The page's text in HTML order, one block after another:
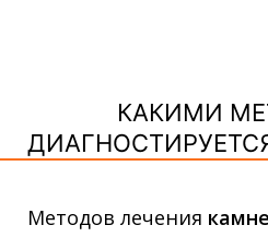
КАКИМИ
Методов лечения